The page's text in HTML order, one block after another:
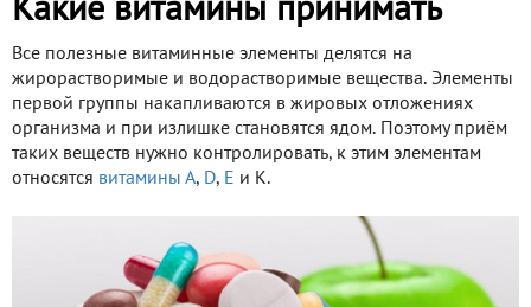
Какие витамины принимать
Все полезные витаминные элементы делятся на
жирорастворимые и водорастворимые вещества. Элементы
первой группы накапливаются в жировых отложениях
организма и при излишке становятся ядом. Поэтому приём
таких веществ нужно контролировать, к этим элементам
относятся витамины А, D, Е и К.